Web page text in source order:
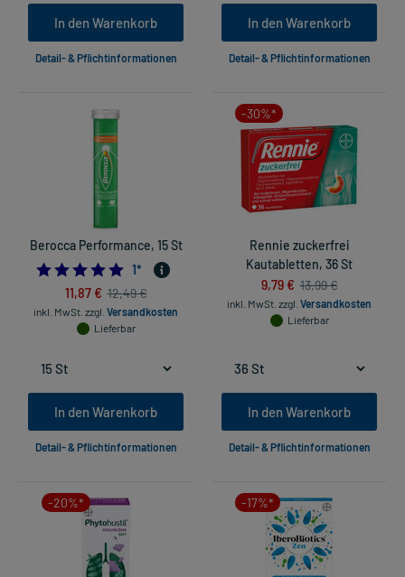
In den Warenkorb
Detail- & Pflichtinformationen
In den Warenkorb
Detail- & Pflichtinformationen
Berocca Performance, 15 St
5.0
1*
11,87 € 12,49 €
inkl. MwSt. zzgl. Versandkosten
Lieferbar
In den Warenkorb
Detail- & Pflichtinformationen
-30%*
Rennie zuckerfrei
Kautabletten, 36 St
9,79 € 13,99 €
inkl. MwSt. zzgl. Versandkosten
Lieferbar
In den Warenkorb
Detail- & Pflichtinformationen
-20%* -17%*